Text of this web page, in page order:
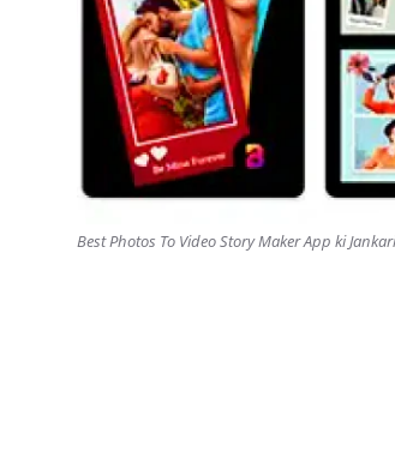
Best Photos To Video Story Maker App ki Jankari